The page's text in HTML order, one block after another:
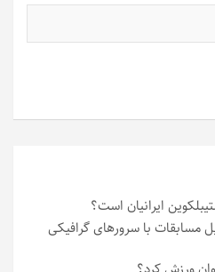
ایرانیان است؟
مسابقات با سرورهای گرافیکی